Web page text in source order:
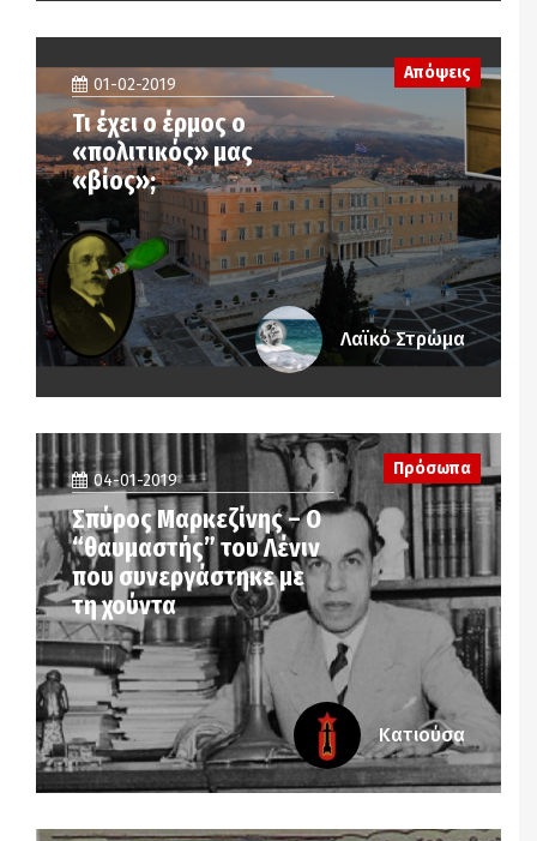
01-02-2019
Τι έχει ο έρμος ο
«πολιτικός» μας
«βίος»;
Απόψεις
Λαϊκό Στρώμα
04-01-2019
Σπύρος Μαρκεζίνης – Ο
“θαυμαστής” του Λένιν
που συνεργάστηκε με
τη χούντα
Πρόσωπα
Κατιούσα